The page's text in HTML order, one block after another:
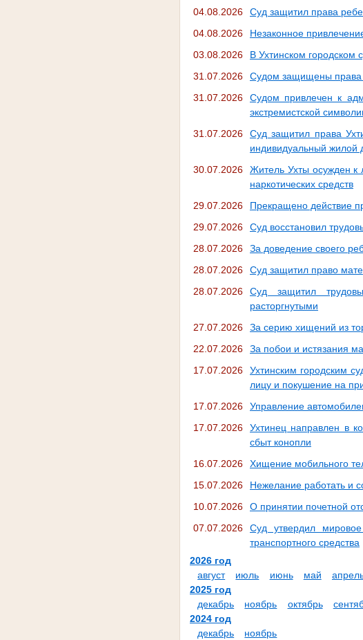
04.08.2026
Суд защитил права
04.08.2026
Незаконное
03.08.2026
В Ухтинском городском
31.07.2026
Судом защищены права
31.07.2026
Судом привлечен к
экстремистской
31.07.2026
Суд защитил права
индивидуальный жилой
30.07.2026
Житель Ухты осужден к
наркотических средств
29.07.2026
Прекращено действие
29.07.2026
Суд восстановил
28.07.2026
За доведение своего
28.07.2026
Суд защитил право
28.07.2026
Суд защитил
расторгнутыми
27.07.2026
За серию хищений из
22.07.2026
За побои и истязания
17.07.2026
Ухтинским городским
лицу и покушение на
17.07.2026
Управление
17.07.2026
Ухтинец направлен в
сбыт конопли
16.07.2026
Хищение мобильного
15.07.2026
Нежелание работать и
10.07.2026
О принятии почетной
07.07.2026
Суд утвердил
транспортного средства
2026 год
август
июль июнь май
2025 год
декабрь
ноябрь октябрь
2024 год
декабрь
ноябрь